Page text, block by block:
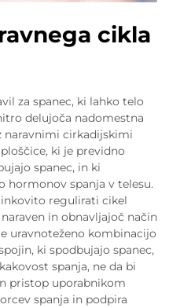
cikla
za spanec, ki lahko telo
delujoča nadomestna
naravnimi cirkadijskimi
ki je previdno
spanec, in ki
hormonov spanja v telesu.
regulirati cikel
in obnavljajoč način
uravnoteženo kombinacijo
ki spodbujajo spanec,
spanja, ne da bi
pristop uporabnikom
spanja in podpira